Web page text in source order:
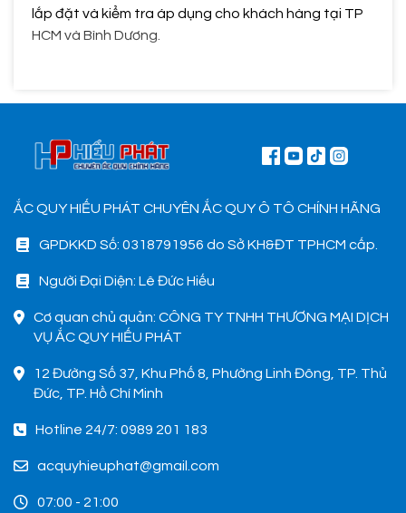
lắp đặt và kiểm tra áp dụng cho khách hàng tại TP
HCM và Bình Dương.
ẮC QUY HIẾU PHÁT CHUYÊN ẮC QUY Ô TÔ CHÍNH HÃNG
GPDKKD Số: 0318791956 do Sở KH&ĐT TPHCM cấp.
Người Đại Diện: Lê Đức Hiếu
Cơ quan chủ quản: CÔNG TY TNHH THƯƠNG MẠI DỊCH
VỤ ẮC QUY HIẾU PHÁT
12 Đường Số 37, Khu Phố 8, Phường Linh Đông, TP. Thủ
Đức, TP. Hồ Chí Minh
Hotline 24/7: 0989 201 183
acquyhieuphat@gmail.com
07:00 - 21:00